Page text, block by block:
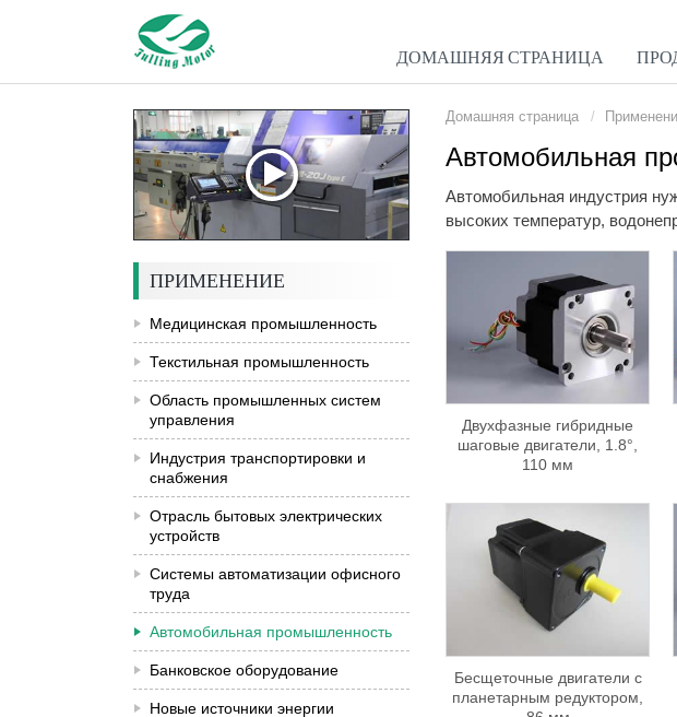
ДОМАШНЯЯ СТРАНИЦА
Домашняя страница
Автомобильная
Автомобильная индустрия
высоких температур,
Двухфазные гибридные
шаговые двигатели, 1.8°,
110 мм
Бесщеточные двигатели с
планетарным редуктором,
ПРИМЕНЕНИЕ
Медицинская промышленность
Текстильная промышленность
Область промышленных систем
управления
Индустрия транспортировки и
снабжения
Отрасль бытовых электрических
устройств
Системы автоматизации офисного
труда
Автомобильная промышленность
Банковское оборудование
Новые источники энергии